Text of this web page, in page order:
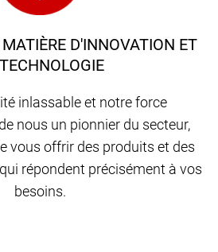
D'INNOVATION ET
inlassable et notre force
nous un pionnier du secteur,
vous offrir des produits et des
répondent précisément à vos
besoins.